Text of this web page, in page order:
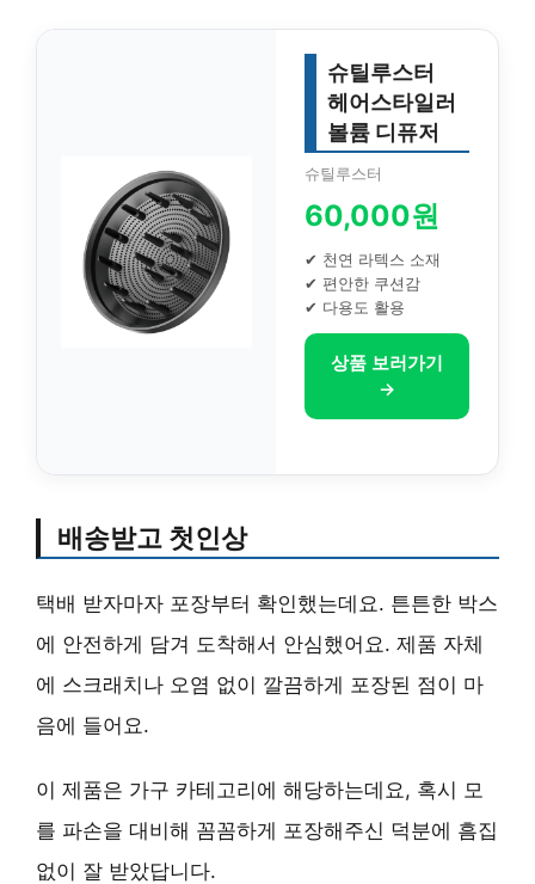
슈틸루스터
헤어스타일러
볼륨 디퓨저
슈틸루스터
60,000원
✔ 천연 라텍스 소재
✔ 편안한 쿠션감
✔ 다용도 활용
상품 보러가기
→
배송받고 첫인상
택배 받자마자 포장부터 확인했는데요. 튼튼한 박스
에 안전하게 담겨 도착해서 안심했어요. 제품 자체
에 스크래치나 오염 없이 깔끔하게 포장된 점이 마
음에 들어요.
이 제품은 가구 카테고리에 해당하는데요, 혹시 모
를 파손을 대비해 꼼꼼하게 포장해주신 덕분에 흠집
없이 잘 받았답니다.